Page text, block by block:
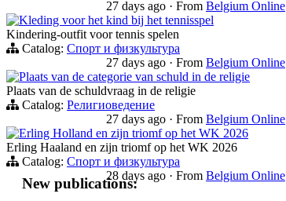
27 days ago · From Belgium Online
Kleding voor het kind bij het tennisspel
Kindering-outfit voor tennis spelen
Catalog: Спорт и физкультура
27 days ago · From Belgium Online
Plaats van de categorie van schuld in de religie
Plaats van de schuldvraag in de religie
Catalog: Религиоведение
27 days ago · From Belgium Online
Erling Holland en zijn triomf op het WK 2026
Erling Haaland en zijn triomf op het WK 2026
Catalog: Спорт и физкультура
28 days ago · From Belgium Online
New publications: